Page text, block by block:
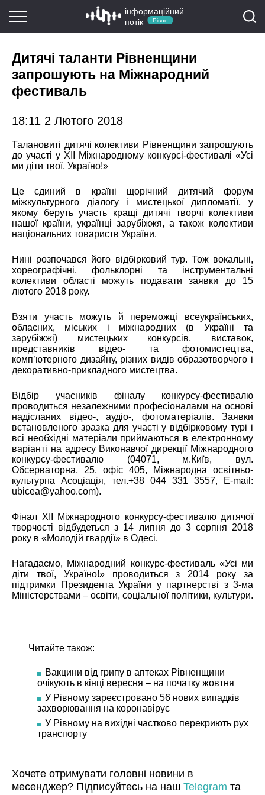
інформаційний
потік
Рівне
Дитячі таланти Рівненщини
запрошують на Міжнародний
фестиваль
18:11 2 Лютого 2018
Талановиті дитячі колективи Рівненщини запрошують
до участі у XІІ Міжнародному конкурсі-фестивалі «Усі
ми діти твої, Україно!»
Це єдиний в країні щорічний дитячий форум
міжкультурного діалогу і мистецької дипломатії, у
якому беруть участь кращі дитячі творчі колективи
нашої країни, українці зарубіжжя, а також колективи
національних товариств України.
Нині розпочався його відбірковий тур. Тож вокальні,
хореографічні, фольклорні та інструментальні
колективи області можуть подавати заявки до 15
лютого 2018 року.
Взяти участь можуть й переможці всеукраїнських,
обласних, міських і міжнародних (в Україні та
зарубіжжі) мистецьких конкурсів, виставок,
представників відео- та фотомистецтва,
комп’ютерного дизайну, різних видів образотворчого і
декоративно-прикладного мистецтва.
Відбір учасників фіналу конкурсу-фестивалю
проводиться незалежними професіоналами на основі
надісланих відео-, аудіо-, фотоматеріалів. Заявки
встановленого зразка для участі у відбірковому турі і
всі необхідні матеріали приймаються в електронному
варіанті на адресу Виконавчої дирекції Міжнародного
конкурсу-фестивалю (04071, м.Київ, вул.
Обсерваторна, 25, офіс 405, Міжнародна освітньо-
культурна Асоціація, тел.+38 044 331 3557, E-mail:
ubicea@yahoo.com).
Фінал XІІ Міжнародного конкурсу-фестивалю дитячої
творчості відбудеться з 14 липня до 3 серпня 2018
року в «Молодій гвардії» в Одесі.
Нагадаємо, Міжнародний конкурс-фестиваль «Усі ми
діти твої, Україно!» проводиться з 2014 року за
підтримки Президента України у партнерстві з 3-ма
Міністерствами – освіти, соціальної політики, культури.
Читайте також:
Вакцини від грипу в аптеках Рівненщини
очікують в кінці вересня – на початку жовтня
У Рівному зареєстровано 56 нових випадків
захворювання на коронавірус
У Рівному на вихідні частково перекриють рух
транспорту
Хочете отримувати головні новини в
месенджер? Підписуйтесь на наш Telegram та